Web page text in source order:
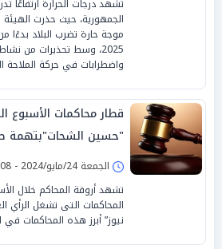
تشهد درجات الحرارة ارتفاعًا
الجمهورية، حيث حذرت الهيئة
2025، وسط تحذيرات من
واضطرابات في حركة الملاحة
قطار محاكمات الأسبوع
"حسين الشحات"بتهمة
الجمعة 24/مايو/2024 - 10:08 ص
تشهد أروقة المحاكم خلال
المحاكمات التى تشغل الرأي
نيوز” أبرز هذه المحاكمات في